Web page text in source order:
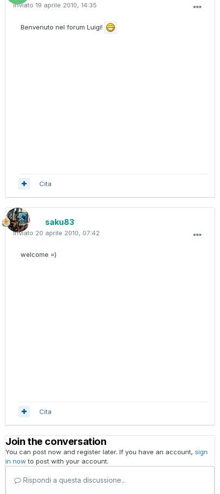
Inviato 19 aprile 2010, 14:35
Benvenuto nel forum Luigi!
Cita
saku83
Inviato 20 aprile 2010, 07:42
welcome =)
Cita
Join the conversation
You can post now and register later. If you have an account, sign
in now to post with your account.
Rispondi a questa discussione...